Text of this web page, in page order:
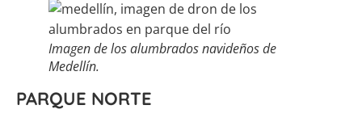
Imagen de los alumbrados navideños de
Medellín.
PARQUE NORTE